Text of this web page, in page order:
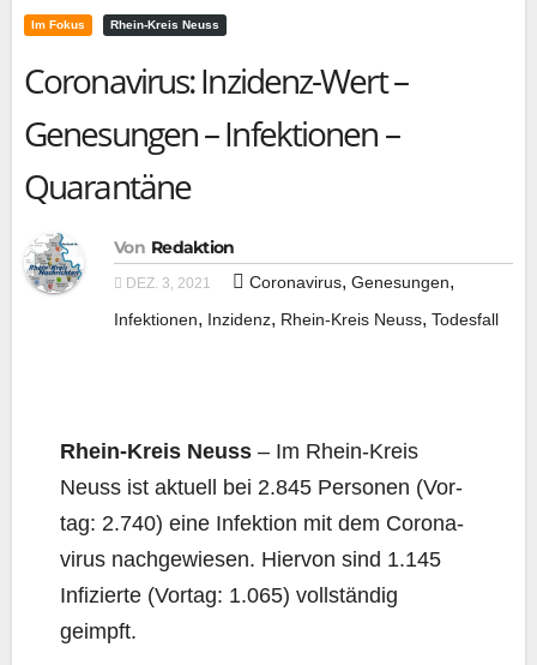
Im Fokus Rhein-Kreis Neuss
Coronavirus: Inzidenz-Wert –
Genesungen – Infektionen –
Quarantäne
Von Redaktion
DEZ. 3, 2021 Coronavirus, Genesungen,
Infektionen, Inzidenz, Rhein-Kreis Neuss, Todesfall
Rhein-Kreis Neuss – Im Rhein-Kreis
Neuss ist aktu­ell bei 2.845 Per­so­nen (Vor­
tag: 2.740) eine Infek­ti­on mit dem Coro­na­
vi­rus nach­ge­wie­sen. Hier­von sind 1.145
Infi­zier­te (Vor­tag: 1.065) voll­stän­dig
geimpft.